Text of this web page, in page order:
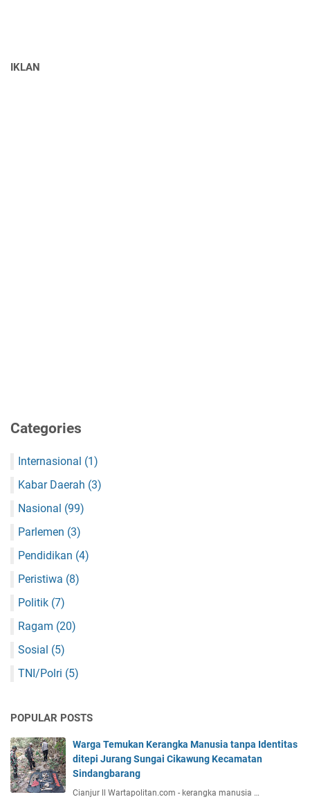
IKLAN
Categories
Internasional (1)
Kabar Daerah (3)
Nasional (99)
Parlemen (3)
Pendidikan (4)
Peristiwa (8)
Politik (7)
Ragam (20)
Sosial (5)
TNI/Polri (5)
POPULAR POSTS
Warga Temukan Kerangka Manusia tanpa Identitas
ditepi Jurang Sungai Cikawung Kecamatan
Sindangbarang
Cianjur ll Wartapolitan.com - kerangka manusia …